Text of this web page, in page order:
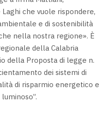
che vuole rispondere,
e di sostenibilità
nella nostra regione». È
della Calabria
della Proposta di legge n.
dei sistemi di
di risparmio energetico e